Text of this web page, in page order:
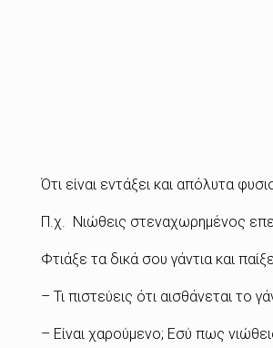
Ότι είναι εντάξει και απόλυτα
Π.χ. Νιώθεις στεναχωρημένος
Φτιάξε τα δικά σου γάντια και
– Τι πιστεύεις ότι αισθάνεται το
– Είναι χαρούμενο; Εσύ πως